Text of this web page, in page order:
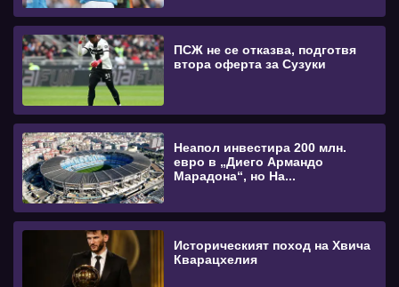
ПСЖ не се отказва, подготвя
втора оферта за Сузуки
Неапол инвестира 200 млн.
евро в „Диего Армандо
Марадона“, но На...
Историческият поход на Хвича
Кварацхелия